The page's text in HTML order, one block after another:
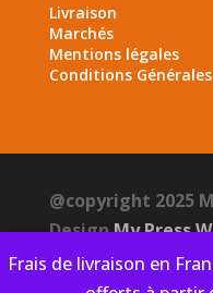
Frais de livraison en
Livraison
Marchés
Mentions légales
Conditions
@copyright 2025
DesignMy Press
CGV–Politique